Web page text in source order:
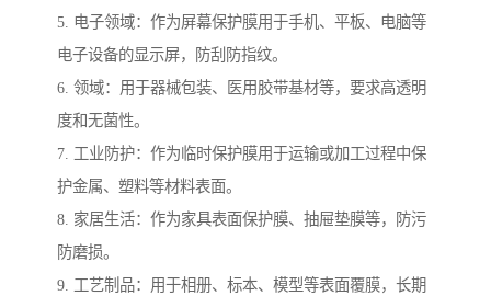
5. 电子领域：作为屏幕保护膜用于手机、平板、电脑等
电子设备的显示屏，防刮防指纹。
6. 领域：用于器械包装、医用胶带基材等，要求高透明
度和无菌性。
7. 工业防护：作为临时保护膜用于运输或加工过程中保
护金属、塑料等材料表面。
8. 家居生活：作为家具表面保护膜、抽屉垫膜等，防污
防磨损。
9. 工艺制品：用于相册、标本、模型等表面覆膜，长期